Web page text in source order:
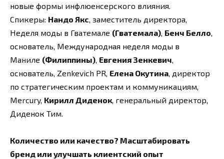
новые формы инфлюенсерского влияния.
Спикеры: Нандо Якс , заместитель директора,
Неделя моды в Гватемале (Гватемала) Бенч Белло
основатель, Международная неделя моды в
Маниле (Филиппины) Евгения Зенкевич
основатель, Zenkevich PR, Елена Окутина , директор
по стратегическим проектам и коммуникациям,
Mercury, Кирилл Диденок , генеральный директор,
Диденок Тим.
Количество или качество? Масштабировать
бренд или улучшать клиентский опыт